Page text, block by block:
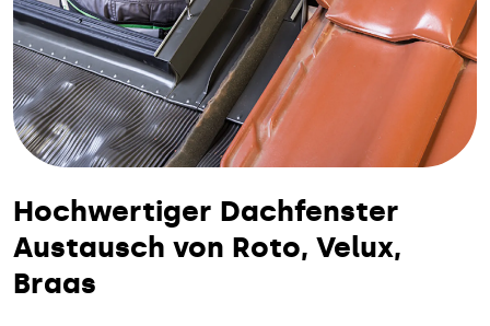
Hochwertiger Dachfenster
Austausch von Roto, Velux,
Braas